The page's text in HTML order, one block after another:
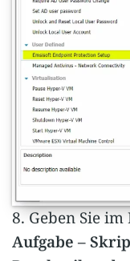
8. Geben Sie
Aufgabe –